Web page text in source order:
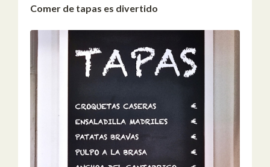
Comer de tapas es divertido